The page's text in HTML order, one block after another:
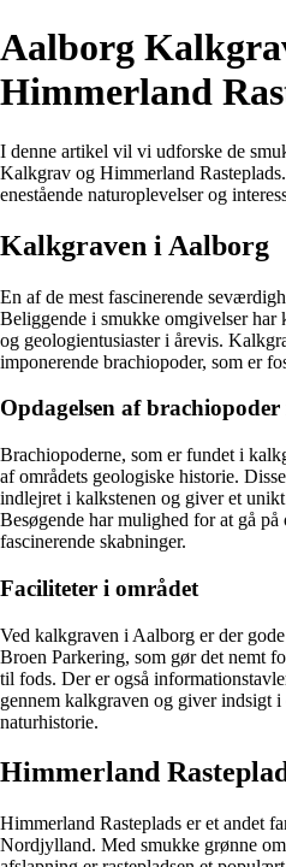
Aalborg
Himmerland
I denne artikel vil vi udforske de
Kalkgrav og Himmerland
enestående naturoplevelser og
Kalkgraven i Aalborg
En af de mest fascinerende
Beliggende i smukke omgivelser
og geologientusiaster i årevis.
imponerende brachiopoder, som er
Opdagelsen af
Brachiopoderne, som er fundet i
af områdets geologiske historie.
indlejret i kalkstenen og giver et
Besøgende har mulighed for at gå
fascinerende skabninger.
Faciliteter i området
Ved kalkgraven i Aalborg er der
Broen Parkering, som gør det nemt
til fods. Der er også
gennem kalkgraven og giver indsigt
naturhistorie.
Himmerland
Himmerland Rasteplads er et andet
Nordjylland. Med smukke grønne